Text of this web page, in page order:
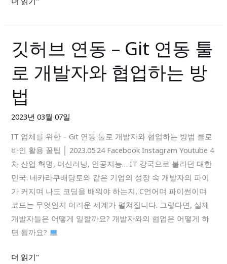
관
문
협
업
툴,
클
로
인
깃허브 연동 – Git 연동 툴
로 개발자와 협업하는 방
법
2023년 03월 07일
IT 업체를 위한 – Git 연동 툴로 개발자와 협업하는 방법 클로
바인 활용 꿀팁 │ 2023.05.24 Facebook Instagram Youtube 4
차 산업 혁명, 머신러닝, 인공지능… IT 강국으로 불리던 대한
민국. 네카라쿠배당토와 같은 기업의 성장 속 개발자의 파이
가 커지며 나도 코딩을 배워야 하는지, C언어며 파이썬이며
코드는 무엇인지 어려운 세계가 펼쳐집니다. 그렇다면, 실제
개발자들은 어떻게 일할까요? 개발자와의 협업은 어떻게 하
면 될까요?
깃
허
브
동
연
동
툴
로
개
발
자
와
업
더 읽기"